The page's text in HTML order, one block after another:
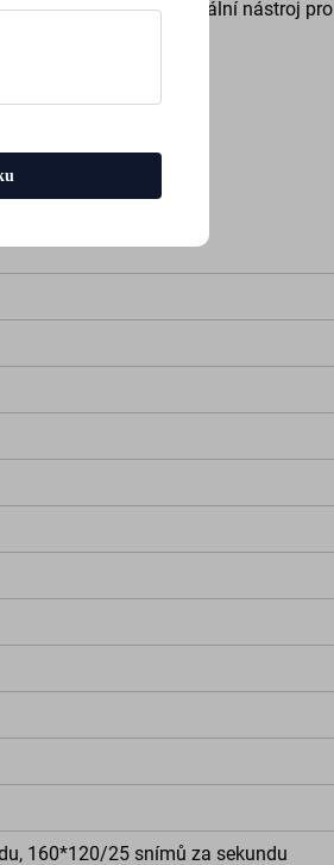
službou 24/7. Je to ideální nástroj pro
160*120/25 snímů za sekundu